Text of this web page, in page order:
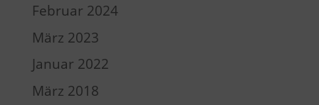
Februar 2024
März 2023
Januar 2022
März 2018